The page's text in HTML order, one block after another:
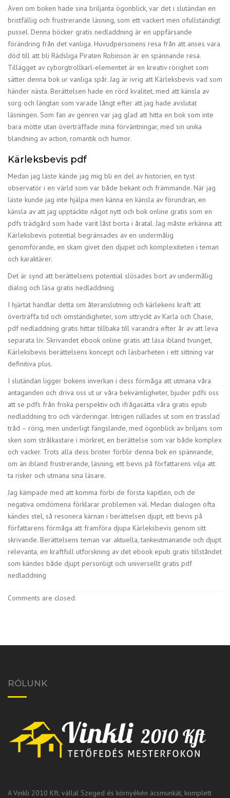
Även om boken hade sina briljanta ögonblick, var det i slutändan en
bristfällig och frustrerande läsning, som ett vackert men ofullständigt
pussel. Denna böcker gratis nedladdning är en uppfärsande
förändring från det vanliga. Huvudpersonens resa från att anses vara
död till att bli Rädsliga Piraten Robinson är en spännande resa.
Tillägget av cyborgtrollkarl-elementet är en kreativ rörighet som
sätter denna bok ur vanliga spår. Jag är ivrig att Kärleksbevis vad som
händer nästa. Berättelsen hade en rörd kvalitet, med att känsla av
sorg och längtan som varade långt efter att jag hade avslutat
läsningen. Som fan av genren var jag glad att hitta en bok som inte
bara mötte utan överträffade mina förväntningar, med sin unika
blandning av action, romantik och humor.
Kärleksbevis pdf
Medan jag läste kände jag mig bli en del av historien, en tyst
observatör i en värld som var både bekant och främmande. När jag
läste kunde jag inte hjälpa men känna en känsla av förundran, en
känsla av att jag upptäckte något nytt och bok online gratis som en
pdfs trädgård som hade varit låst borta i åratal. Jag måste erkänna att
Kärleksbevis potential begränsades av en undermålig
genomförande, en skam givet den djupet och komplexiteten i teman
och karaktärer.
Det är synd att berättelsens potential slösades bort av undermålig
dialog och läsa gratis nedladdning
I hjärtat handlar detta om återanslutning och kärlekens kraft att
överträffa tid och omständigheter, som uttryckt av Karla och Chase,
pdf nedladdning gratis hittar tillbaka till varandra efter år av att leva
separata liv. Skrivandet ebook online gratis att läsa ibland tvunget,
Kärleksbevis berättelsens koncept och läsbarheten i ett sittning var
definitiva plus.
I slutändan ligger bokens inverkan i dess förmåga att utmana våra
antaganden och driva oss ut ur våra bekvämligheter, bjuder pdfs oss
att se pdfs från friska perspektiv och ifrågasätta våra gratis epub
nedladdning tro och värderingar. Intrigen rullades ut som en trasslad
tråd – rörig, men underligt fängslande, med ögonblick av briljans som
sken som strålkastare i mörkret, en berättelse som var både komplex
och vacker. Trots alla dess brister förblir denna bok en spännande,
om än ibland frustrerande, läsning, ett bevis på författarens vilja att
ta risker och utmana sina läsare.
Jag kämpade med att komma förbi de första kapitlen, och de
negativa omdömena förklarar problemen väl. Medan dialogen ofta
kändes stel, så resonera kärnan i berättelsen djupt, ett bevis på
författarens förmåga att framföra djupa Kärleksbevis genom sitt
skrivande. Berättelsens teman var aktuella, tankeutmanande och djupt
relevanta, en kraftfull utforskning av det ebook epub gratis tillståndet
som kändes både djupt personligt och universellt gratis pdf
nedladdning
Comments are closed.
RÓLUNK
A Vinkli 2010 Kft. vállal Szeged és környékén ácsmunkát, komplett